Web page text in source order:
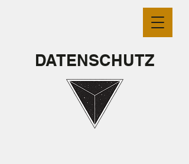
DATENSCHUTZ